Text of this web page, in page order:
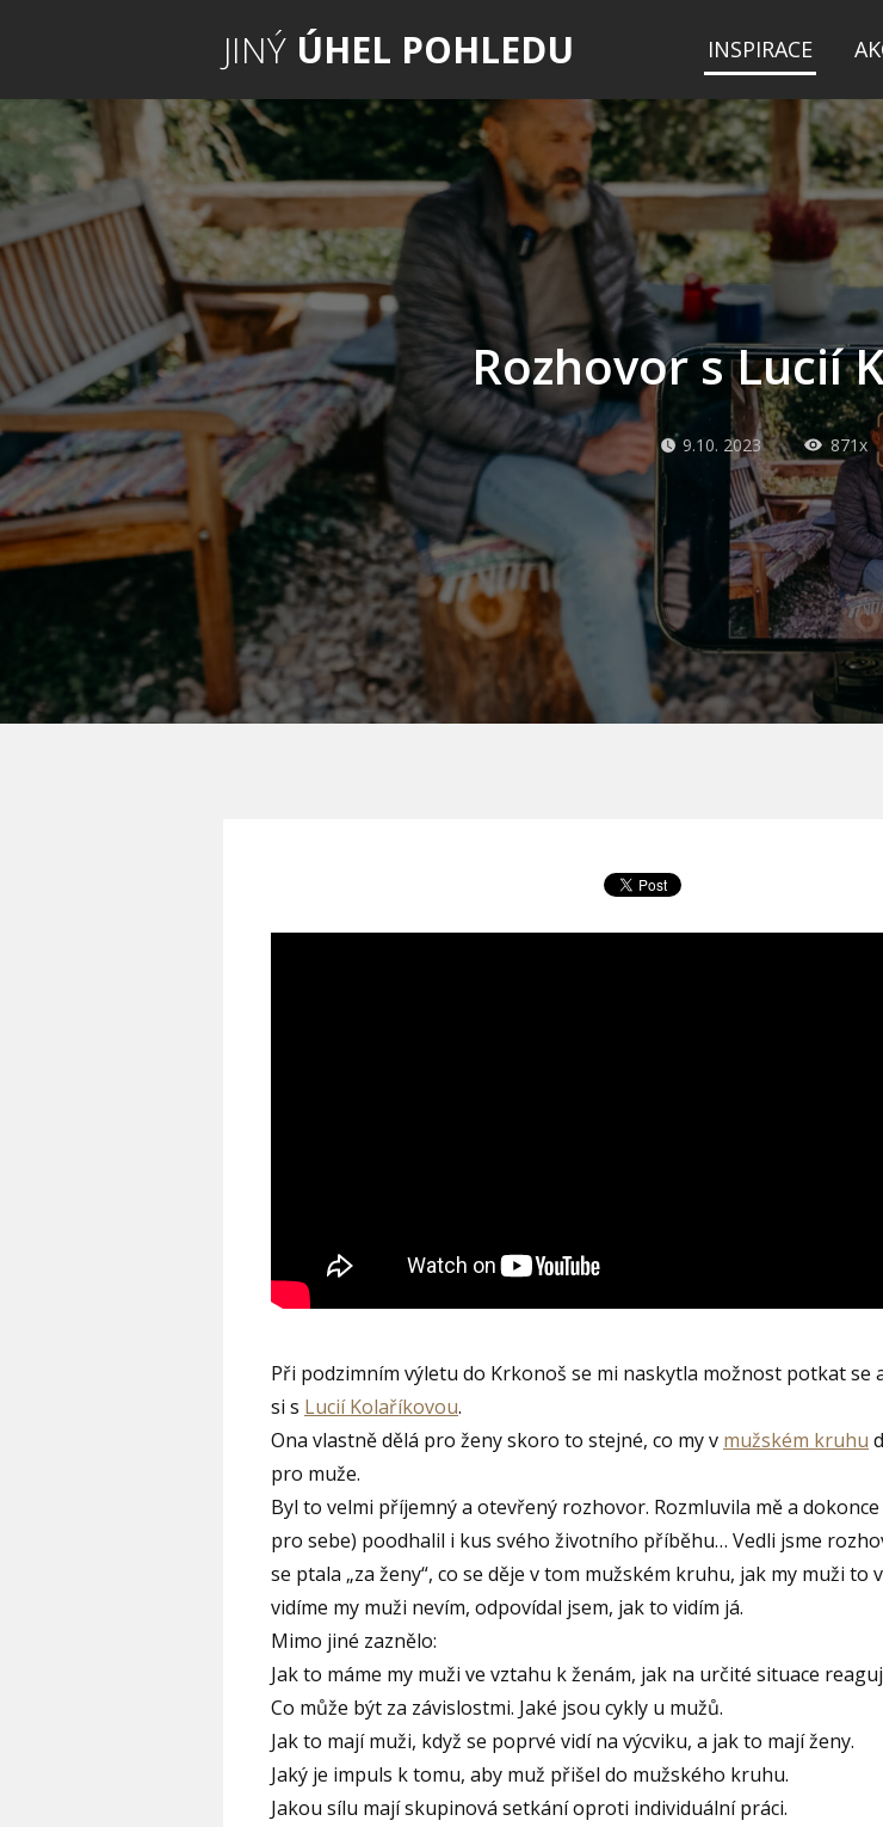
JINÝ ÚHEL POHLEDU INSPIRACE
Rozhovor s Lucií
9.10. 2023 871x
Při podzimním výletu do Krkonoš se mi naskytla možnost potkat se
si s Lucií Kolaříkovou.
Ona vlastně dělá pro ženy skoro to stejné, co my v mužském kruhu
pro muže.
Byl to velmi příjemný a otevřený rozhovor. Rozmluvila mě a dokonce
pro sebe) poodhalil i kus svého životního příběhu… Vedli jsme
se ptala „za ženy“, co se děje v tom mužském kruhu, jak my muži to
vidíme my muži nevím, odpovídal jsem, jak to vidím já.
Mimo jiné zaznělo:
Jak to máme my muži ve vztahu k ženám, jak na určité situace
Co může být za závislostmi. Jaké jsou cykly u mužů.
Jak to mají muži, když se poprvé vidí na výcviku, a jak to mají ženy.
Jaký je impuls k tomu, aby muž přišel do mužského kruhu.
Jakou sílu mají skupinová setkání oproti individuální práci.